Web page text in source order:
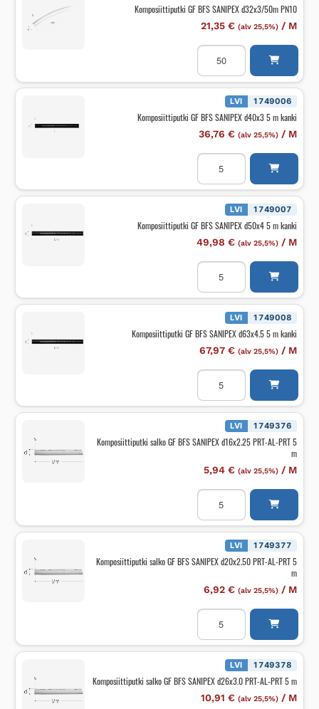
kanki
määrä
Komposiittiputki GF BFS SANIPEX d32x3/50m PN10
21,35 € (alv 25,5%)/ M
Komposiittiputki
SANIPEX
d32x3/50m
määrä
LVI 1749006
Komposiittiputki GF BFS SANIPEX d40x3 5 m kanki
36,76 € (alv 25,5%)/ M
Komposiittiputki
SANIPEX
d40x3
kanki
määrä
LVI 1749007
Komposiittiputki GF BFS SANIPEX d50x4 5 m kanki
49,98 € (alv 25,5%)/ M
Komposiittiputki
SANIPEX
d50x4
kanki
määrä
LVI 1749008
Komposiittiputki GF BFS SANIPEX d63x4.5 5 m kanki
67,97 € (alv 25,5%)/ M
Komposiittiputki
SANIPEX
d63x4.5
kanki
LVI 1749376
Komposiittiputki salko GF BFS SANIPEX d16x2.25 PRT-AL-PRT 5
m
5,94 € (alv 25,5%)/ M
Komposiittiputki
salko
BFS
SANIPEX
d16x2.25
AL-
m
LVI 1749377
Komposiittiputki salko GF BFS SANIPEX d20x2.50 PRT-AL-PRT 5
m
6,92 € (alv 25,5%)/ M
Komposiittiputki
salko
BFS
SANIPEX
d20x2.50
AL-
PRT
5
LVI 1749378
Komposiittiputki salko GF BFS SANIPEX d26x3.0 PRT-AL-PRT 5 m
10,91 € (alv 25,5%)/ M